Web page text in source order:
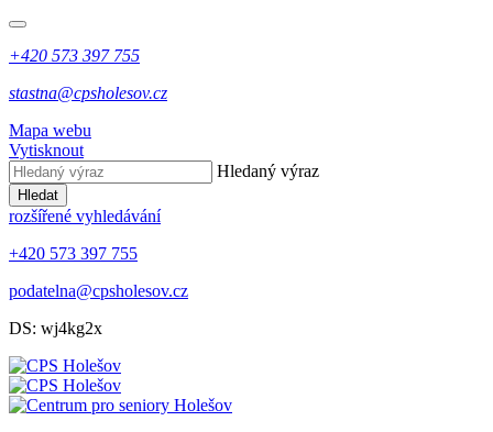
+420 573 397 755
stastna@cpsholesov.cz
Mapa webu
Vytisknout
Hledaný výraz
Hledat
rozšířené vyhledávání
+420 573 397 755
podatelna@cpsholesov.cz
DS: wj4kg2x